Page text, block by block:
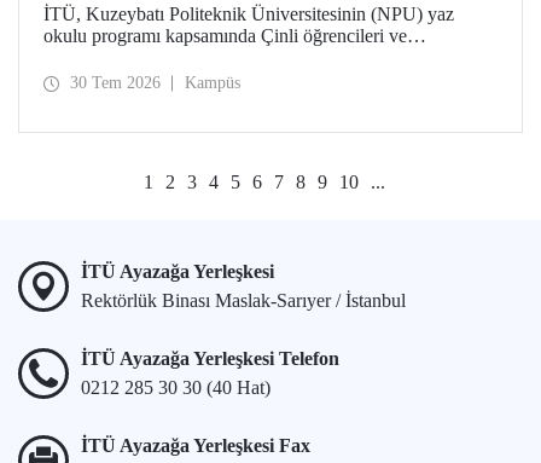
İTÜ, Kuzeybatı Politeknik Üniversitesinin (NPU) yaz
okulu programı kapsamında Çinli öğrencileri ve
30 Tem 2026 Kampüs
1 2 3 4 5 6 7 8 9 10 ...
İTÜ Ayazağa Yerleşkesi
Rektörlük Binası Maslak-Sarıyer / İstanbul
İTÜ Ayazağa Yerleşkesi Telefon
0212 285 30 30 (40 Hat)
İTÜ Ayazağa Yerleşkesi Fax